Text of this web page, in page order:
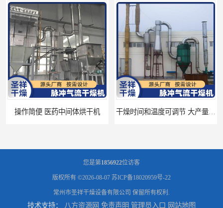
制作精良 厂家定制 新材料干燥
您是第1856922位访客
版权所有 ©2026-08-07 苏ICP备18020959号-22
常州市圣祥干燥设备有限公司 保留所有权利.
技术支持： 八方资源网 免责声明 管理员入口 网站地图